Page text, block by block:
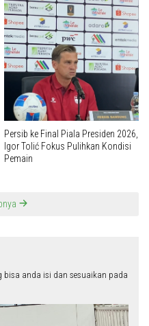
kategori olahraga, anda bisa
Soroti Absennya Penonton di